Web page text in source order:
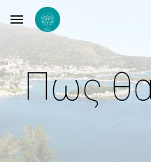
Skip to main content
Πως